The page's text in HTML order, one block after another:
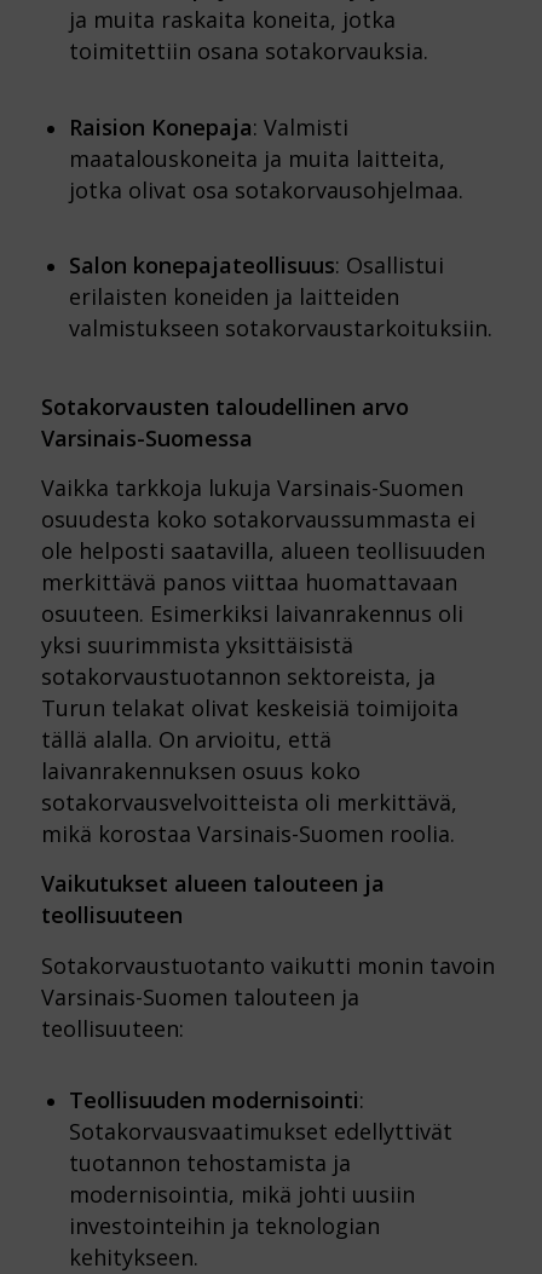
ja muita raskaita koneita, jotka
toimitettiin osana sotakorvauksia.
Raision Konepaja: Valmisti
maatalouskoneita ja muita laitteita,
jotka olivat osa sotakorvausohjelmaa.
Salon konepajateollisuus: Osallistui
erilaisten koneiden ja laitteiden
valmistukseen sotakorvaustarkoituksiin.
Sotakorvausten taloudellinen arvo
Varsinais-Suomessa
Vaikka tarkkoja lukuja Varsinais-Suomen
osuudesta koko sotakorvaussummasta ei
ole helposti saatavilla, alueen teollisuuden
merkittävä panos viittaa huomattavaan
osuuteen. Esimerkiksi laivanrakennus oli
yksi suurimmista yksittäisistä
sotakorvaustuotannon sektoreista, ja
Turun telakat olivat keskeisiä toimijoita
tällä alalla. On arvioitu, että
laivanrakennuksen osuus koko
sotakorvausvelvoitteista oli merkittävä,
mikä korostaa Varsinais-Suomen roolia.
Vaikutukset alueen talouteen ja
teollisuuteen
Sotakorvaustuotanto vaikutti monin tavoin
Varsinais-Suomen talouteen ja
teollisuuteen:
Teollisuuden modernisointi:
Sotakorvausvaatimukset edellyttivät
tuotannon tehostamista ja
modernisointia, mikä johti uusiin
investointeihin ja teknologian
kehitykseen.